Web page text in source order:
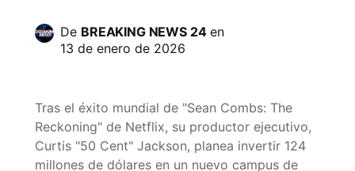
De BREAKING NEWS 24en
13 de enero de 2026
Tras el éxito mundial de "Sean Combs: The
Reckoning" de Netflix, su productor ejecutivo,
Curtis "50 Cent" Jackson, planea invertir 124
millones de dólares en un nuevo campus de